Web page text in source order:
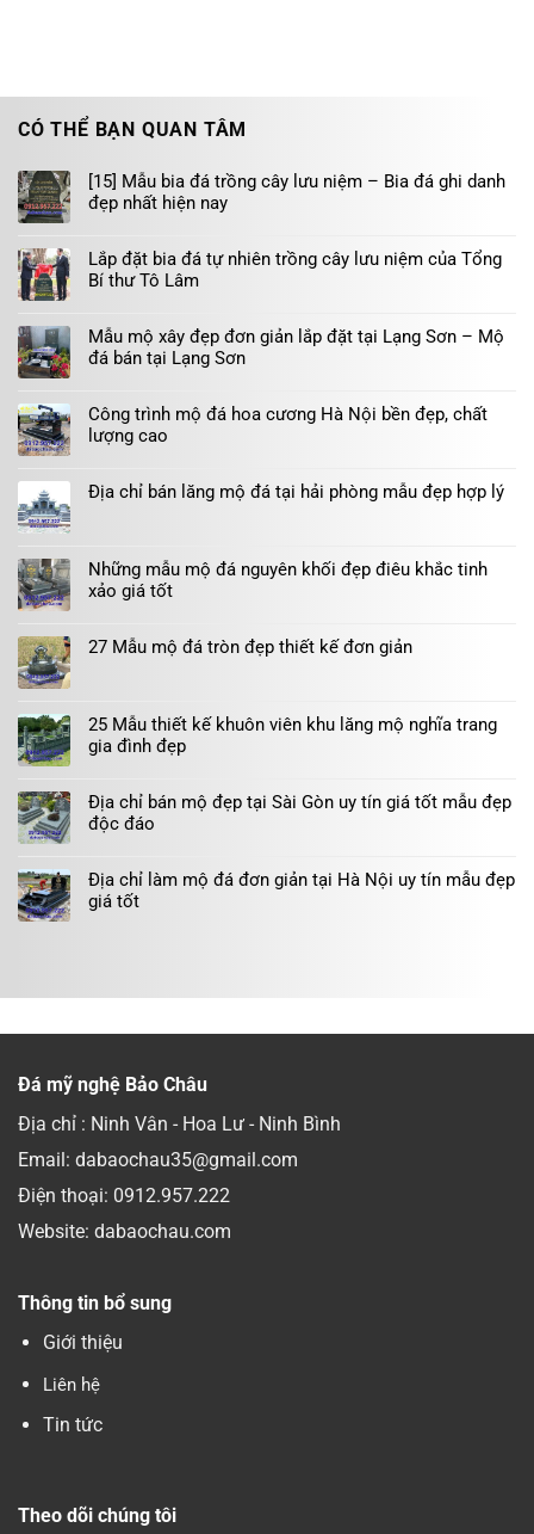
CÓ THỂ BẠN QUAN TÂM
[15] Mẫu bia đá trồng cây lưu niệm – Bia đá ghi danh
đẹp nhất hiện nay
Lắp đặt bia đá tự nhiên trồng cây lưu niệm của Tổng
Bí thư Tô Lâm
Mẫu mộ xây đẹp đơn giản lắp đặt tại Lạng Sơn – Mộ
đá bán tại Lạng Sơn
Công trình mộ đá hoa cương Hà Nội bền đẹp, chất
lượng cao
Địa chỉ bán lăng mộ đá tại hải phòng mẫu đẹp hợp lý
Những mẫu mộ đá nguyên khối đẹp điêu khắc tinh
xảo giá tốt
27 Mẫu mộ đá tròn đẹp thiết kế đơn giản
25 Mẫu thiết kế khuôn viên khu lăng mộ nghĩa trang
gia đình đẹp
Địa chỉ bán mộ đẹp tại Sài Gòn uy tín giá tốt mẫu đẹp
độc đáo
Địa chỉ làm mộ đá đơn giản tại Hà Nội uy tín mẫu đẹp
giá tốt
Đá mỹ nghệ Bảo Châu
Địa chỉ : Ninh Vân - Hoa Lư - Ninh Bình
Email: dabaochau35@gmail.com
Điện thoại: 0912.957.222
Website: dabaochau.com
Thông tin bổ sung
Giới thiệu
Liên hệ
Tin tức
Theo dõi chúng tôi